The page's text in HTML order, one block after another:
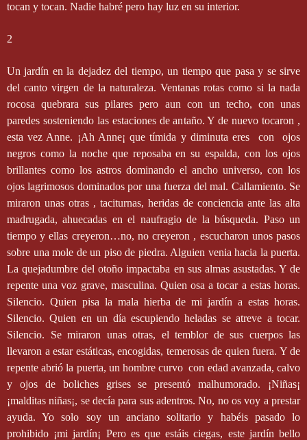
tocan y tocan. Nadie habré pero hay luz en su interior.
2
Un jardín en la dejadez del tiempo, un tiempo que pasa y se sirve
del canto virgen de la naturaleza. Ventanas rotas como si la nada
rocosa quebrara sus pilares pero aun con un techo, con unas
paredes sosteniendo las estaciones de antaño. Y de nuevo tocaron ,
esta vez Anne. ¡Ah Anne¡ que tímida y diminuta eres
con
ojos
negros como la noche que reposaba en su espalda, con los ojos
brillantes como los astros dominando el ancho universo, con los
ojos lagrimosos dominados por una fuerza del mal. Callamiento. Se
miraron unas otras , taciturnas, heridas de conciencia ante las alta
madrugada, ahuecadas en el naufragio de la búsqueda. Paso un
tiempo y ellas creyeron…no, no creyeron , escucharon unos pasos
sobre una mole de un piso de piedra. Alguien venia hacia la puerta.
La quejadumbre del otoño impactaba en sus almas asustadas. Y de
repente una voz grave, masculina. Quien osa a tocar a estas horas.
Silencio. Quien pisa la mala hierba de mi jardín a estas horas.
Silencio. Quien en un día escupiendo heladas se atreve a tocar.
Silencio. Se miraron unas otras, el temblor de sus cuerpos las
llevaron a estar estáticas, encogidas, temerosas de quien fuera. Y de
repente abrió la puerta, un hombre curvo con edad avanzada, calvo
y ojos de boliches grises se presentó malhumorado. ¡Niñas¡
¡malditas niñas¡, se decía para sus adentros. No, no os voy a prestar
ayuda. Yo solo soy un anciano solitario y habéis pasado lo
prohibido ¡mi jardín¡ Pero es que estáis ciegas, este jardín bello